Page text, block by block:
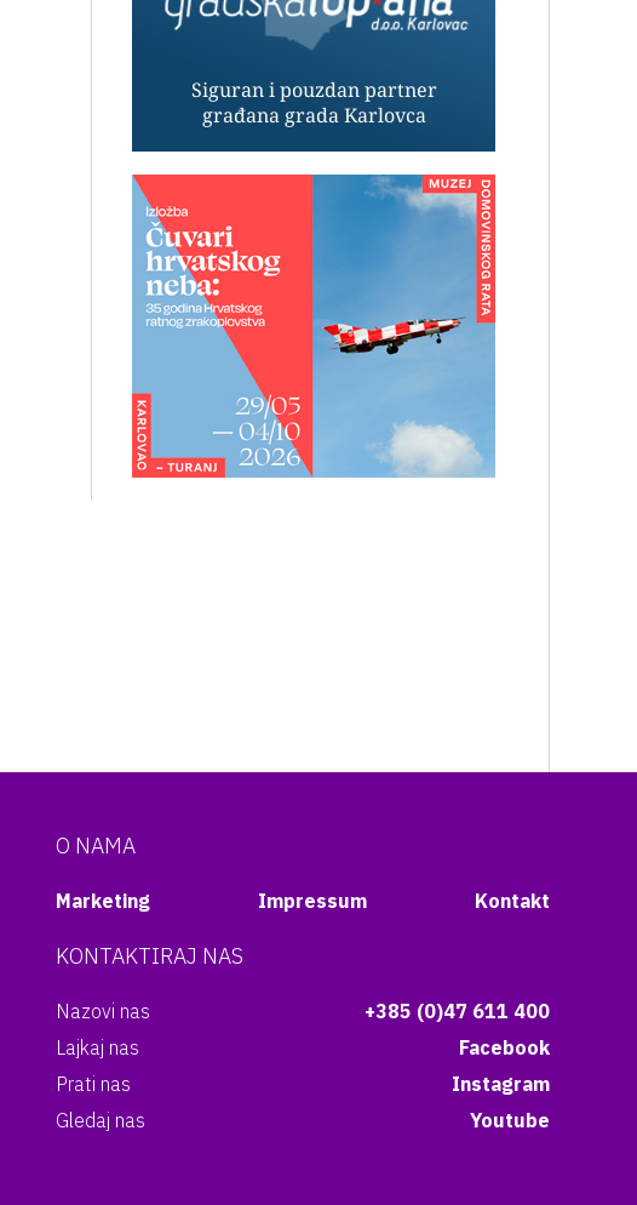
O NAMA
Marketing Impressum Kontakt
KONTAKTIRAJ NAS
Nazovi nas
+385 (0)47 611 400
Lajkaj nas
Facebook
Prati nas
Instagram
Gledaj nas
Youtube